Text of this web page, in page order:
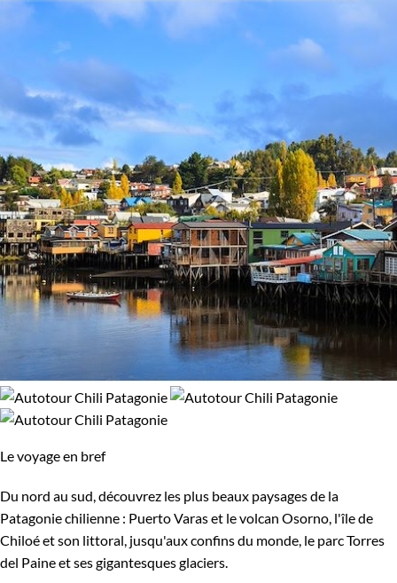
l'émerveillement, alors, pourquoi ne pas partir à la
découverte de ce trésor sud-américain?
Guide de voyage Chili
Autotour
Régions
Atacama Patagonie
Environnement
Désert Patrimoine et Nature
Le voyage en bref
Du nord au sud, découvrez les plus beaux paysages de la
Patagonie chilienne : Puerto Varas et le volcan Osorno, l'île de
Chiloé et son littoral, jusqu'aux confins du monde, le parc Torres
del Paine et ses gigantesques glaciers.